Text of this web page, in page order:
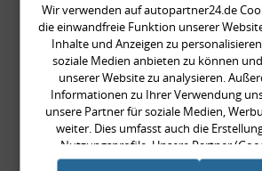
Blinker, rot,
Audi 80
OE-Nr.:
8G0945225C
Wir verwenden auf autopartner24.de
die einwandfreie Funktion unserer
Inhalte und Anzeigen zu
soziale Medien anbieten zu können
unserer Website zu analysieren.
Informationen zu Ihrer Verwendung
unsere Partner für soziale Medien,
weiter. Dies umfasst auch die
Nutzungsprofile. Unsere Partner
Products) führen diese Informationen